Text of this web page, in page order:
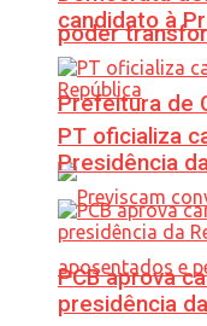
poder
Prefeitura de
candidato à
PT oficializa
Presidência
PCB aprova
presidência